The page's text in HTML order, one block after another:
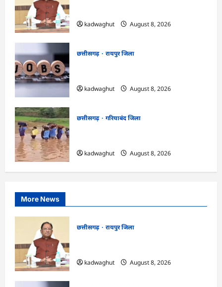
kadwaghut
August 8, 2026
छत्तीसगढ़
रायपुर जिला
kadwaghut
August 8, 2026
छत्तीसगढ़
गरियाबंद जिला
kadwaghut
August 8, 2026
More News
छत्तीसगढ़
रायपुर जिला
kadwaghut
August 8, 2026